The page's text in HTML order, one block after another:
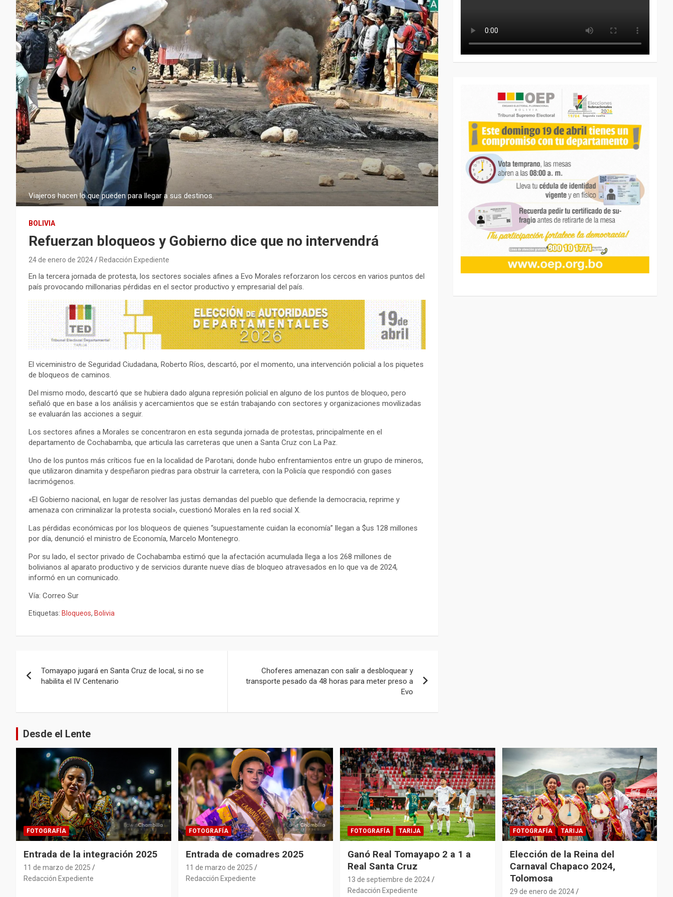
Viajeros hacen lo que pueden para llegar a sus destinos.
BOLIVIA
Refuerzan bloqueos y Gobierno dice que no intervendrá
24 de enero de 2024 Redacción Expediente
En la tercera jornada de protesta, los sectores sociales afines a Evo Morales reforzaron los cercos en varios puntos del
país provocando millonarias pérdidas en el sector productivo y empresarial del país.
El viceministro de Seguridad Ciudadana, Roberto Ríos, descartó, por el momento, una intervención policial a los piquetes
de bloqueos de caminos.
Del mismo modo, descartó que se hubiera dado alguna represión policial en alguno de los puntos de bloqueo, pero
señaló que en base a los análisis y acercamientos que se están trabajando con sectores y organizaciones movilizadas
se evaluarán las acciones a seguir.
Los sectores afines a Morales se concentraron en esta segunda jornada de protestas, principalmente en el
departamento de Cochabamba, que articula las carreteras que unen a Santa Cruz con La Paz.
Uno de los puntos más críticos fue en la localidad de Parotani, donde hubo enfrentamientos entre un grupo de mineros,
que utilizaron dinamita y despeñaron piedras para obstruir la carretera, con la Policía que respondió con gases
lacrimógenos.
«El Gobierno nacional, en lugar de resolver las justas demandas del pueblo que defiende la democracia, reprime y
amenaza con criminalizar la protesta social», cuestionó Morales en la red social X.
Las pérdidas económicas por los bloqueos de quienes “supuestamente cuidan la economía” llegan a $us 128 millones
por día, denunció el ministro de Economía, Marcelo Montenegro.
Por su lado, el sector privado de Cochabamba estimó que la afectación acumulada llega a los 268 millones de
bolivianos al aparato productivo y de servicios durante nueve días de bloqueo atravesados en lo que va de 2024,
informó en un comunicado.
Vía: Correo Sur
Etiquetas: Bloqueos, Bolivia
de
Tomayapo jugará en Santa Cruz de local, si no se
habilita el IV Centenario
Choferes amenazan con salir a desbloquear y
transporte pesado da 48 horas para meter preso a
Evo
Desde el Lente
FOTOGRAFÍA
Entrada de la integración 2025
11 de marzo de 2025
Redacción Expediente
FOTOGRAFÍA
Entrada de comadres 2025
11 de marzo de 2025
Redacción Expediente
FOTOGRAFÍA TARIJA
Ganó Real Tomayapo 2 a 1 a
Real Santa Cruz
13 de septiembre de 2024
Redacción Expediente
FOTOGRAFÍA TARIJA
Elección de la Reina del
Carnaval Chapaco 2024,
Tolomosa
29 de enero de 2024